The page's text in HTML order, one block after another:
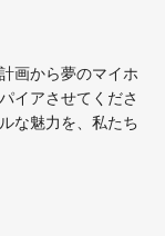
画から夢のマイホ
イアさせてくださ
な魅力を、私たち